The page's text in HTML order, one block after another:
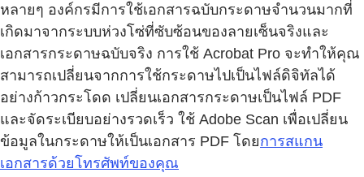
หลายๆ องค์กรมีการใช้เอกสารฉบับกระดาษจำนวนมากที่
เกิดมาจากระบบห่วงโซ่ที่ซับซ้อนของลายเซ็นจริงและ
เอกสารกระดาษฉบับจริง การใช้ Acrobat Pro จะทำให้คุณ
สามารถเปลี่ยนจากการใช้กระดาษไปเป็นไฟล์ดิจิทัลได้
อย่างก้าวกระโดด เปลี่ยนเอกสารกระดาษเป็นไฟล์ PDF
และจัดระเบียบอย่างรวดเร็ว ใช้ Adobe Scan เพื่อเปลี่ยน
ข้อมูลในกระดาษให้เป็นเอกสาร PDF โดยการสแกน
เอกสารด้วยโทรศัพท์ของคุณ